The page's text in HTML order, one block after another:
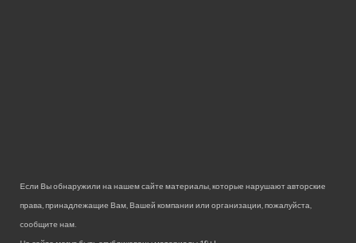
Если Вы обнаружили на нашем сайте материалы, которые нарушают авторские
права, принадлежащие Вам, Вашей компании или организации, пожалуйста,
сообщите нам.